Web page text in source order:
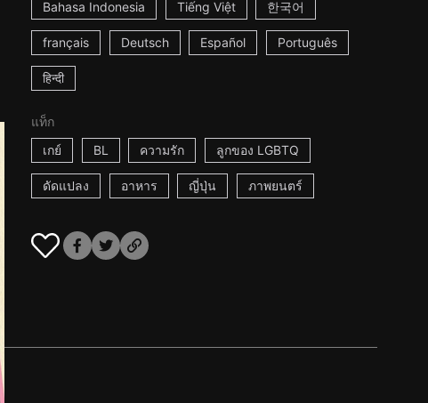
Bahasa Indonesia Tiếng Việt 한국어
français Deutsch Español Português
हिन्दी
แท็ก
เกย์
BL ความรัก ลูกของ LGBTQ
ดัดแปลง อาหาร ญี่ปุ่น ภาพยนตร์